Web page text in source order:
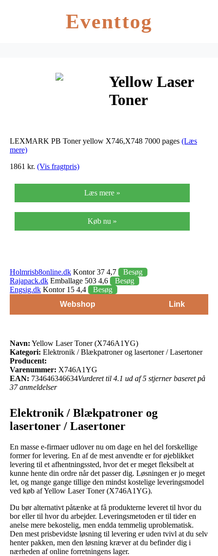
Eventtog
Yellow Laser
Toner
LEXMARK PB Toner yellow X746,X748 7000 pages (Læs
mere)
1861 kr. (Vis fragtpris)
Læs mere »
Køb nu »
Holmrisb8online.dk Kontor 37 4,7
Besøg
Rajapack.dk Emballage 503 4,6
Besøg
Engsig.dk Kontor 15 4,4
Besøg
Webshop
Link
Navn: Yellow Laser Toner (X746A1YG)
Kategori: Elektronik / Blækpatroner og lasertoner / Lasertoner
Producent:
Varenummer: X746A1YG
EAN: 734646346634Vurderet til 4.1 ud af 5 stjerner baseret på
37 anmeldelser
Elektronik / Blækpatroner og
lasertoner / Lasertoner
En masse e-firmaer udlover nu om dage en hel del forskellige
former for levering. En af de mest anvendte er for øjeblikket
levering til et afhentningssted, hvor det er meget fleksibelt at
kunne hente din ordre når det passer dig. Løsningen er jo meget
let, og mange gange tillige den mindst kostelige leveringsmodel
ved køb af Yellow Laser Toner (X746A1YG).
Du bør alternativt påtænke at få produkterne leveret til hvor du
bor eller til hvor du arbejder. Leveringsmetoden er til tider en
anelse mere bekostelig, men endda temmelig uproblematisk.
Den mest prisbevidste løsning til levering er uden tvivl at du selv
henter pakken, men den løsning kræver at du befinder dig i
nærheden af online forretningens lager.